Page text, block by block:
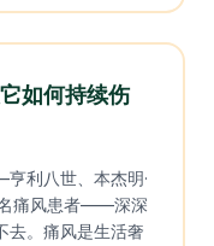
如何持续伤
利八世、本杰明·
名痛风患者——深深
去。痛风是生活奢